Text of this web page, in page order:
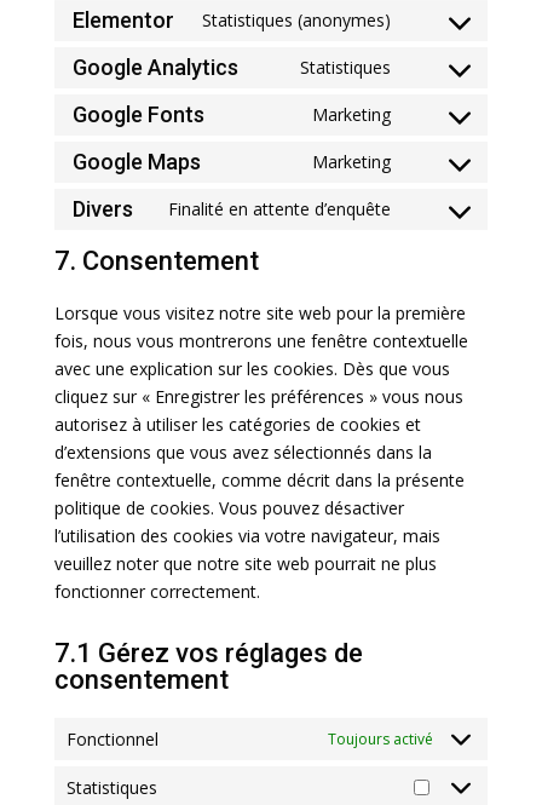
Elementor Statistiques (anonymes)
Consent
elementor
Google Analytics Statistiques
Consent
google-
Google Fonts Marketing
Consent
google-
Google Maps Marketing
Consent
Divers Finalité en attente d’enquête
Consent
divers
7. Consentement
Lorsque vous visitez notre site web pour la première
fois, nous vous montrerons une fenêtre contextuelle
avec une explication sur les cookies. Dès que vous
cliquez sur « Enregistrer les préférences » vous nous
autorisez à utiliser les catégories de cookies et
d’extensions que vous avez sélectionnés dans la
fenêtre contextuelle, comme décrit dans la présente
politique de cookies. Vous pouvez désactiver
l’utilisation des cookies via votre navigateur, mais
veuillez noter que notre site web pourrait ne plus
fonctionner correctement.
7.1 Gérez vos réglages de
consentement
Fonctionnel Toujours activé
Statistiques
Statistiques